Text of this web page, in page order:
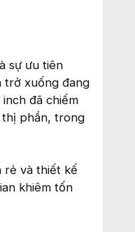
sự ưu tiên
trở xuống đang
đã chiếm
phần, trong
rẻ và thiết kế
khiêm tốn